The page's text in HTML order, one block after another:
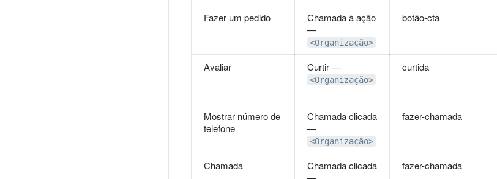
Fazer um pedido
Chamada à ação
—
<Organização>
botão-cta
Avaliar Curtir —
<Organização>
curtida
Mostrar número de
telefone
Chamada clicada
—
<Organização>
fazer-chamada
Chamada
Chamada clicada
fazer-chamada